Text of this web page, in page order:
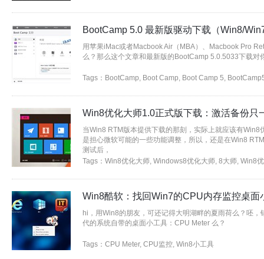
BootCamp 5.0 最新版驱动下载（Win8/
用苹果iMac或者Macbook Air（MBA）、Macbook Pro
么？那么这个文章和最新版的BootCamp 5.0.5033下载对
Tags： BootCamp, Boot Camp, Boot Camp 5,
Win8优化大师1.0正式版下载：激活备份只
当Win8 RTM版本提供下载的那刻，实际上就应该有Win8
是担心微软可能的一些功能调整，所以，还是在Win8
测试后，
Tags： Win8优化大师, Windows8优化大师, 8大师, Win8
Win8酷软：找回Win7的CPU内存监控桌面
hi，用Win8的朋友，可还记得大明湖畔的夏雨荷么？呸
代的系统自带的桌面小工具：CPU Meter 么？
Tags： CPU Meter, CPU监控, Win8小工具